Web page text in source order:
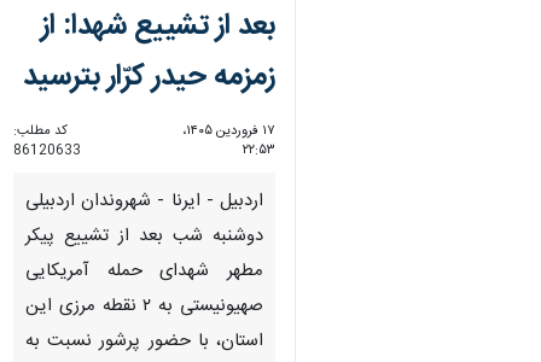
بعد از تشییع شهدا: از
زمزمه حیدر کرّار بترسید
۱۷ فروردین ۱۴۰۵،
۲۲:۵۳
کد مطلب:
86120633
اردبیل - ایرنا - شهروندان اردبیلی
دوشنبه شب بعد از تشییع پیکر
مطهر شهدای حمله آمریکایی
صهیونیستی به ۲ نقطه مرزی این
استان، با حضور پرشور نسبت به